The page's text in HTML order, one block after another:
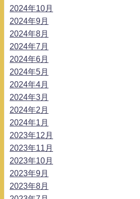
2024年10月
2024年9月
2024年8月
2024年7月
2024年6月
2024年5月
2024年4月
2024年3月
2024年2月
2024年1月
2023年12月
2023年11月
2023年10月
2023年9月
2023年8月